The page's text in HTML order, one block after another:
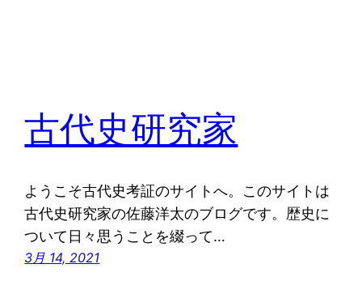
古代史研究家
ようこそ古代史考証のサイトへ。このサイトは
古代史研究家の佐藤洋太のブログです。歴史に
ついて日々思うことを綴って…
3月 14, 2021